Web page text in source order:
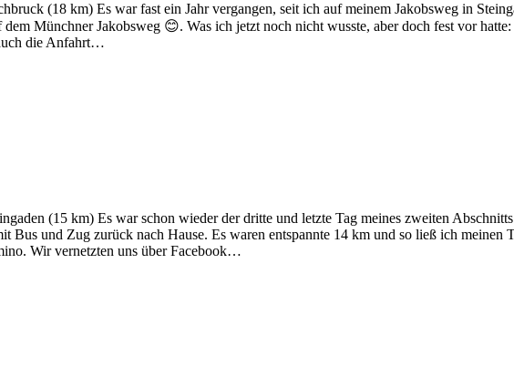
(18 km) Es war fast ein Jahr vergangen, seit ich auf meinem Jakobsweg in
Münchner Jakobsweg 😊. Was ich jetzt noch nicht wusste, aber doch fest vor
die Anfahrt…
(15 km) Es war schon wieder der dritte und letzte Tag meines zweiten
Bus und Zug zurück nach Hause. Es waren entspannte 14 km und so ließ ich meinen
Wir vernetzten uns über Facebook…